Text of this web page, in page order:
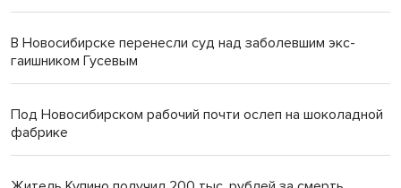
В Новосибирске перенесли суд над заболевшим экс-
гаишником Гусевым
Под Новосибирском рабочий почти ослеп на шоколадной
фабрике